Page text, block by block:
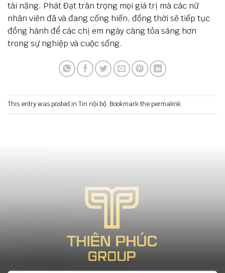
tài năng. Phát Đạt trân trọng mọi giá trị mà các nữ
nhân viên đã và đang cống hiến, đồng thời sẽ tiếp tục
đồng hành để các chị em ngày càng tỏa sáng hơn
trong sự nghiệp và cuộc sống.
This entry was posted in Tin nội bộ. Bookmark the permalink.